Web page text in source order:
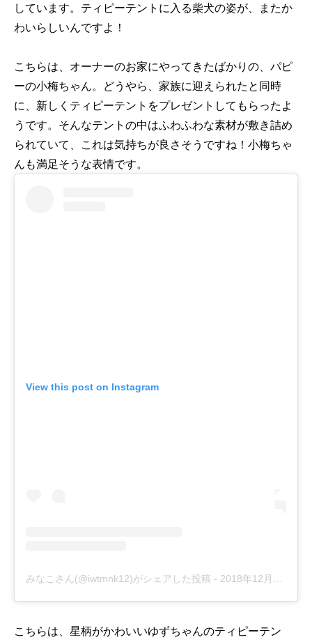
しています。ティピーテントに入る柴犬の姿が、またか
わいらしいんですよ！
こちらは、オーナーのお家にやってきたばかりの、パピ
ーの小梅ちゃん。どうやら、家族に迎えられたと同時
に、新しくティピーテントをプレゼントしてもらったよ
うです。そんなテントの中はふわふわな素材が敷き詰め
られていて、これは気持ちが良さそうですね！小梅ちゃ
んも満足そうな表情です。
View this post on Instagram
みなこさん(@iwtmnk12)がシェアした投稿 - 2018年12月月10日午後5時15分PST
こちらは、星柄がかわいいゆずちゃんのティピーテン